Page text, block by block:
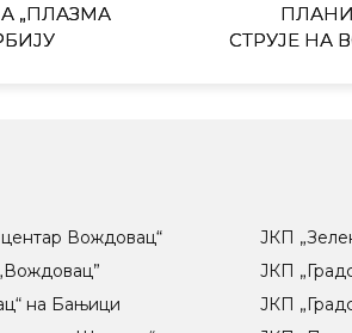
„ПЛАЗМА
СТРУЈЕ НА
Вождовац“
на Бањици
ЈКП
ЈКП
ЈКП